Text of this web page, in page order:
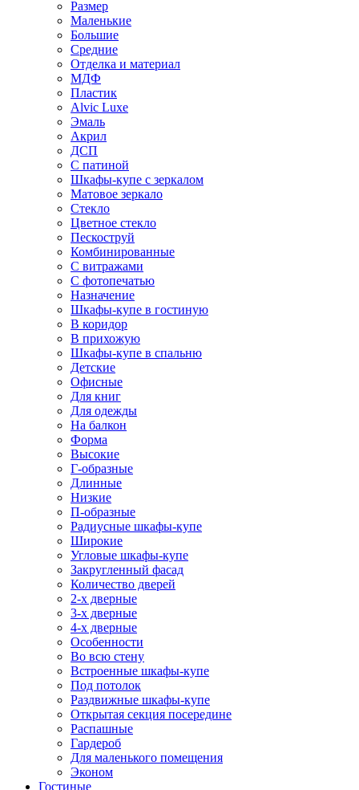
Размер
Маленькие
Большие
Средние
Отделка и материал
МДФ
Пластик
Alvic Luxe
Эмаль
Акрил
ДСП
С патиной
Шкафы-купе с зеркалом
Матовое зеркало
Стекло
Цветное стекло
Пескоструй
Комбинированные
С витражами
С фотопечатью
Назначение
Шкафы-купе в гостиную
В коридор
В прихожую
Шкафы-купе в спальню
Детские
Офисные
Для книг
Для одежды
На балкон
Форма
Высокие
Г-образные
Длинные
Низкие
П-образные
Радиусные шкафы-купе
Широкие
Угловые шкафы-купе
Закругленный фасад
Количество дверей
2-х дверные
3-х дверные
4-х дверные
Особенности
Во всю стену
Встроенные шкафы-купе
Под потолок
Раздвижные шкафы-купе
Открытая секция посередине
Распашные
Гардероб
Для маленького помещения
Эконом
Гостиные